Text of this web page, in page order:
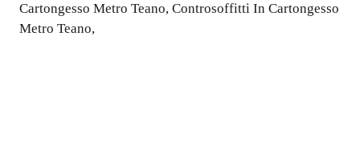
Cartongesso Metro Teano, Controsoffitti In Cartongesso
Metro Teano,